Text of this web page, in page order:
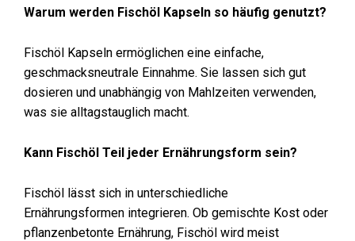
Warum werden Fischöl Kapseln so häufig genutzt?
Fischöl Kapseln ermöglichen eine einfache,
geschmacksneutrale Einnahme. Sie lassen sich gut
dosieren und unabhängig von Mahlzeiten verwenden,
was sie alltagstauglich macht.
Kann Fischöl Teil jeder Ernährungsform sein?
Fischöl lässt sich in unterschiedliche
Ernährungsformen integrieren. Ob gemischte Kost oder
pflanzenbetonte Ernährung, Fischöl wird meist